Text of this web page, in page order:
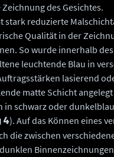
des Gesichtes.
stark reduzierte
Qualität in der
So wurde innerhalb
leuchtende Blau in
lasierend
matte Schicht
in schwarz oder
4). Auf das Können eines
die zwischen